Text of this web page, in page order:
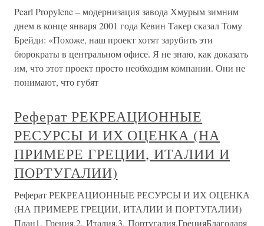
Pearl Propylene – модернизация завода Хмурым зимним
днем в конце января 2001 года Кевин Такер сказал Тому
Брейди: «Похоже, наш проект хотят зарубить эти
бюрократы в центральном офисе. Я не знаю, как доказать
им, что этот проект просто необходим компании. Они не
понимают, что губят
Реферат РЕКРЕАЦИОННЫЕ
РЕСУРСЫ И ИХ ОЦЕНКА (НА
ПРИМЕРЕ ГРЕЦИИ, ИТАЛИИ И
ПОРТУГАЛИИ)
Реферат РЕКРЕАЦИОННЫЕ РЕСУРСЫ И ИХ ОЦЕНКА
(НА ПРИМЕРЕ ГРЕЦИИ, ИТАЛИИ И ПОРТУГАЛИИ)
План1. Греция.2. Италия.3. Португалия.ГрецияБлагодаря